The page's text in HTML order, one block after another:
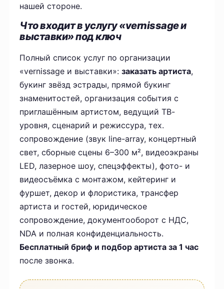
нашей стороне.
Что входит в услугу «vernissage и
выставки» под ключ
Полный список услуг по организации
«vernissage и выставки»:заказать артиста,
букинг звёзд эстрады, прямой букинг
знаменитостей, организация события с
приглашённым артистом, ведущий ТВ-
уровня, сценарий и режиссура, тех.
сопровождение (звук line-array, концертный
свет, сборные сцены 6–300 м², видеоэкраны
LED, лазерное шоу, спецэффекты), фото- и
видеосъёмка с монтажом, кейтеринг и
фуршет, декор и флористика, трансфер
артиста и гостей, юридическое
сопровождение, документооборот с НДС,
NDA и полная конфиденциальность.
Бесплатный бриф и подбор артиста за 1 час
после звонка.